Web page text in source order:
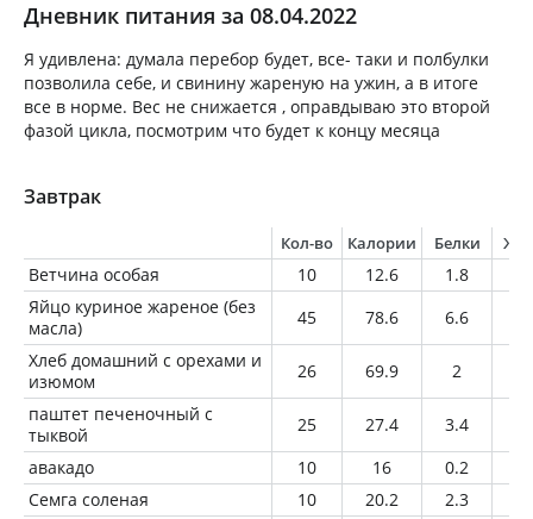
Дневник питания за 08.04.2022
Я удивлена: думала перебор будет, все- таки и полбулки
позволила себе, и свинину жареную на ужин, а в итоге
все в норме. Вес не снижается , оправдываю это второй
фазой цикла, посмотрим что будет к концу месяца
Завтрак
Кол-во Калории Белки
Ветчина особая 10 12.6 1.8
Яйцо куриное жареное (без
масла)
45 78.6 6.6
Хлеб домашний с орехами и
изюмом
26 69.9 2
паштет печеночный с
тыквой
25 27.4 3.4
авакадо
10 16 0.2
Семга соленая
10 20.2 2.3